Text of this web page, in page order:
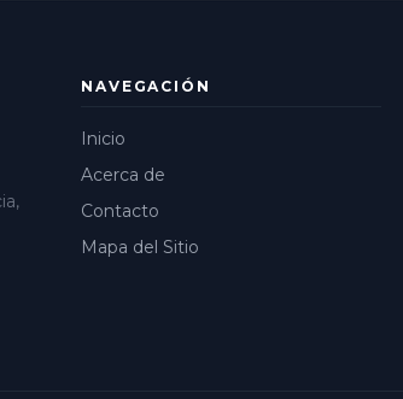
NAVEGACIÓN
Inicio
Acerca de
Contacto
Mapa del Sitio